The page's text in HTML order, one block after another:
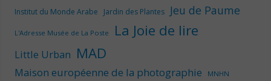
Institut du Monde Arabe Jardin des Plantes Jeu de Paume
L'Adresse Musée de La Poste La Joie de lire
Little Urban MAD
Maison européenne de la photographie
MNHN